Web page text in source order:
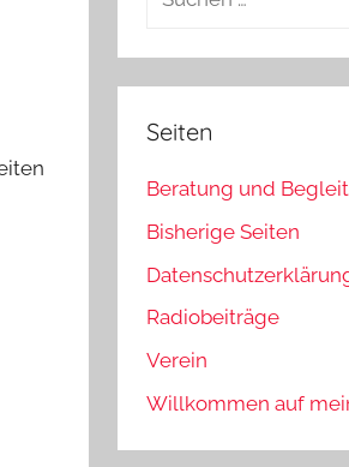
Seiten
Beratung und
Bisherige Seiten
Radiobeiträge
Verein
Willkommen auf